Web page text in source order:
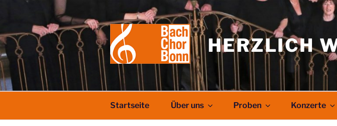
springen
HERZLICH
Startseite Über uns Proben Konzerte